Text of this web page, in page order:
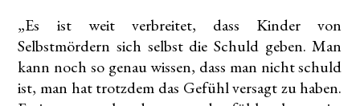
„Es ist weit verbreitet, dass Kinder von
Selbstmördern sich selbst die Schuld geben. Man
kann noch so genau wissen, dass man nicht schuld
ist, man hat trotzdem das Gefühl versagt zu haben.